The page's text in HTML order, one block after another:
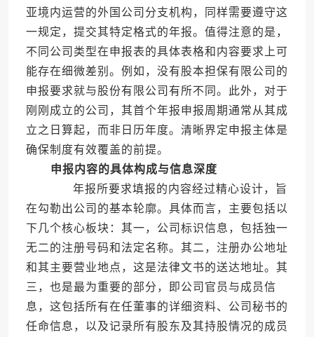
亚境内运营的外国公司分支机构，同样需要遵守这
一规定，提交其特定格式的年报。值得注意的是，
不同公司类型在申报表的具体表格和内容要求上可
能存在细微差别。例如，没有股本担保有限公司的
申报要求就与股份有限公司有所不同。此外，对于
刚刚成立的公司，其首个年报申报周期通常从其成
立之日算起，而非日历年度。清晰界定申报主体是
确保制度有效覆盖的前提。
申报内容的具体构成与信息深度
年报所要求填报的内容经过精心设计，旨
在勾勒出公司的基本轮廓。具体而言，主要包括以
下几个核心板块：其一，公司标识信息，包括独一
无二的注册号码和法定名称。其二，注册办公地址
和其主要营业地点，这是法律文书的送达地址。其
三，也是最为重要的部分，即公司官员与成员信
息，这包括所有在任董事的详细资料、公司秘书的
任命信息，以及记录所有股东及其持股情况的成员